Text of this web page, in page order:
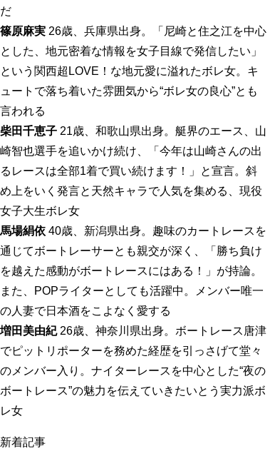
だ
篠原麻実 26歳、兵庫県出身。「尼崎と住之江を中心
とした、地元密着な情報を女子目線で発信したい」
という関西超LOVE！な地元愛に溢れたボレ女。キ
ュートで落ち着いた雰囲気から“ボレ女の良心”とも
言われる
柴田千恵子 21歳、和歌山県出身。艇界のエース、山
崎智也選手を追いかけ続け、「今年は山崎さんの出
るレースは全部1着で買い続けます！」と宣言。斜
め上をいく発言と天然キャラで人気を集める、現役
女子大生ボレ女
馬場絹依 40歳、新潟県出身。趣味のカートレースを
通じてボートレーサーとも親交が深く、「勝ち負け
を越えた感動がボートレースにはある！」が持論。
また、POPライターとしても活躍中。メンバー唯一
の人妻で日本酒をこよなく愛する
増田美由紀 26歳、神奈川県出身。ボートレース唐津
でピットリポーターを務めた経歴を引っさげて堂々
のメンバー入り。ナイターレースを中心とした“夜の
ボートレース”の魅力を伝えていきたいとう実力派ボ
レ女
新着記事